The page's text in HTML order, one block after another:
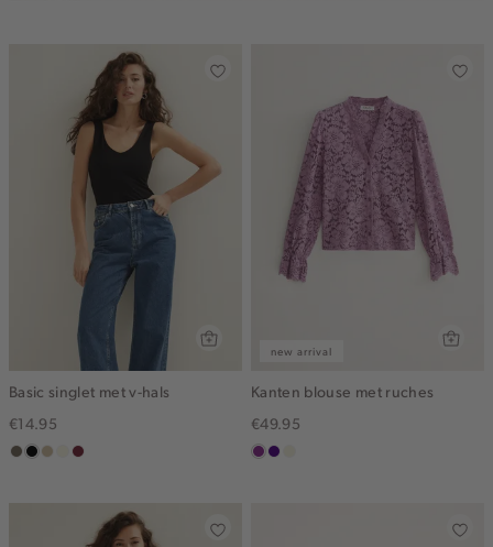
Basic singlet met v-hals
€14.95
middenbruin
zwartlichtzand
wit,bordeaux
new arrival
Kanten blouse met ruches
€49.95
middenpaars
indigo